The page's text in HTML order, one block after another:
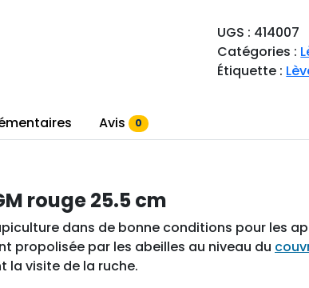
n
t
i
e
-
c
UGS : 414007
Catégories :
Étiquette :
Avis 0
rouge 25.5 cm
dans de bonne conditions pour les
propolisée par les abeilles au niveau du
la visite de la ruche.